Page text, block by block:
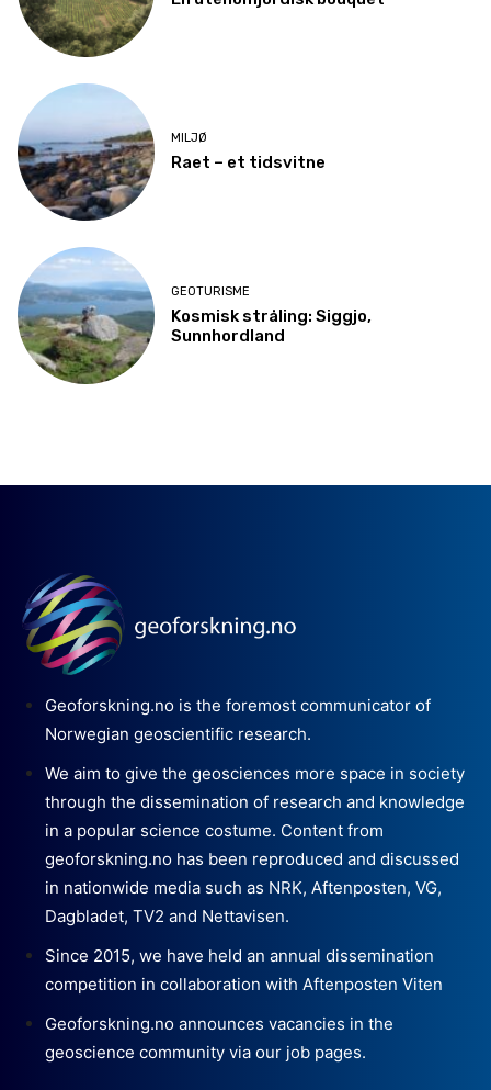
Geoforskning.no is the foremost communicator of
Norwegian geoscientific research.
We aim to give the geosciences more space in society
through the dissemination of research and knowledge
in a popular science costume. Content from
geoforskning.no has been reproduced and discussed
in nationwide media such as NRK, Aftenposten, VG,
Dagbladet, TV2 and Nettavisen.
Since 2015, we have held an annual dissemination
competition in collaboration with Aftenposten Viten
Geoforskning.no announces vacancies in the
geoscience community via our job pages.